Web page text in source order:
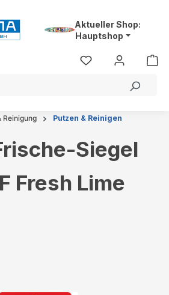
Aktueller Shop:
Hauptshop
Reinigung Putzen & Reinigen
Siegel
Fresh Lime